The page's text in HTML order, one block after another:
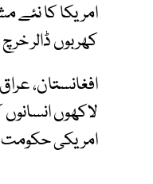
کھربوں ڈالر
افغانستان،
لاکھوں
امریکی حکومت